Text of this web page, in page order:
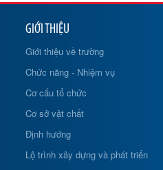
GIỚI THIỆU
Giới thiệu về trường
Chức năng - Nhiệm vụ
Cơ cấu tổ chức
Cơ sở vật chất
Định hướng
Lộ trình xây dựng và phát triển